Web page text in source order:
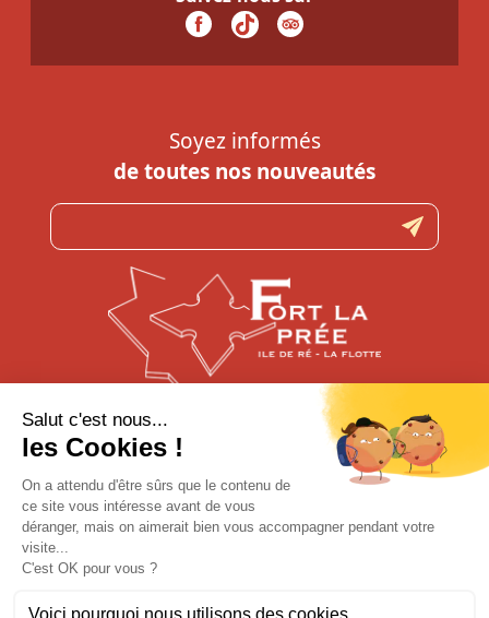
Soyez informés
de toutes nos nouveautés
N’hésitez pas à nous contacter
pour toute question
CONTACTEZ-NOUS